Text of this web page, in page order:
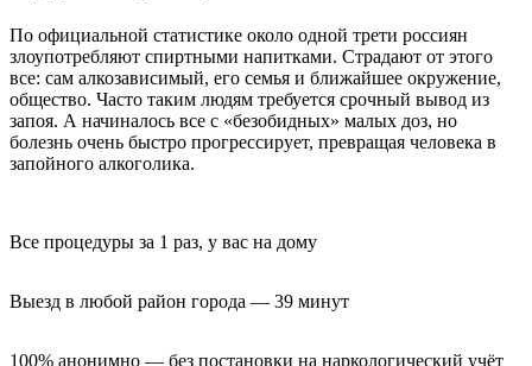
По официальной статистике около одной трети россиян
злоупотребляют спиртными напитками. Страдают от этого
все: сам алкозависимый, его семья и ближайшее окружение,
общество. Часто таким людям требуется срочный вывод из
запоя. А начиналось все с «безобидных» малых доз, но
болезнь очень быстро прогрессирует, превращая человека в
запойного алкоголика.
Все процедуры за 1 раз, у вас на дому
Выезд в любой район города — 39 минут
100% анонимно — без постановки на наркологический учёт